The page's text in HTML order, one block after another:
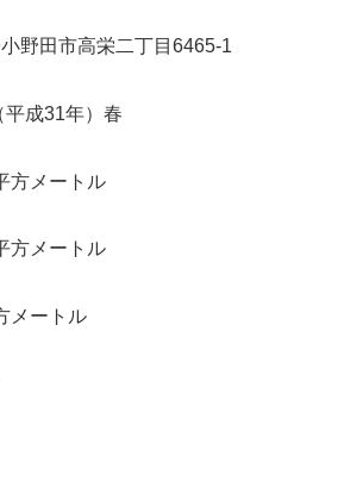
野田市高栄二丁目6465-1
平成31年）春
方メートル
方メートル
メートル